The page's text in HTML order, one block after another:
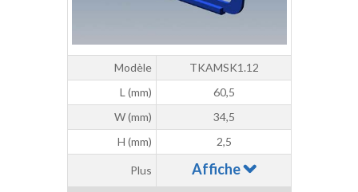
Modèle
TKAMSK1.12
L (mm)
60,5
W (mm)
34,5
H (mm)
2,5
Plus Affiche